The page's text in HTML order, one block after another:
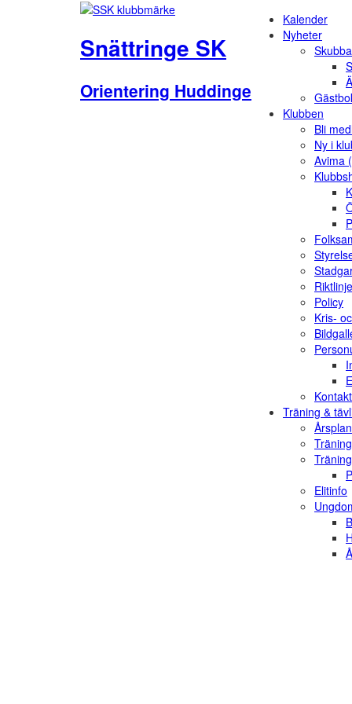
Snättringe SK
Orientering Huddinge
Kalender
Nyheter
Klubben
Bli
Ny i
Avima
Policy
Kris-
Kontakt
Träning &
Årsplan
Elitinfo